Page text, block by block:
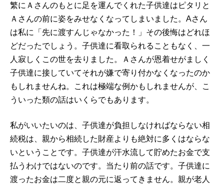
繁にＡさんのもとに足を運んでくれた子供達はピタリと
Ａさんの前に姿をみせなくなってしまいました。Aさん
は私に「先に渡すんじゃなかった！」その後悔はどれほ
どだったでしょう。子供達に看取られることもなく、一
人寂しくこの世を去りました。Ａさんが恩着せがましく
子供達に接していてそれが嫌で寄り付かなくなったのか
もしれませんね。これは極端な例かもしれませんが、こ
ういった類の話はいくらでもあります。
私がいいたいのは、子供達が負担しなければならない相
続税は、親から相続した財産よりも絶対に多くはならな
いということです。子供達が汗水流して貯めたお金で支
払うわけではないのです。当たり前の話です。子供達に
渡ったお金は二度と親の元に返ってきません。親が老人